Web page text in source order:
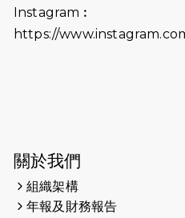
2026-06-11
猛龍長跑隊
2026-05-28
2026-05-22
Instagram︰
https://
關於我們
組織架構
年報及財務報告